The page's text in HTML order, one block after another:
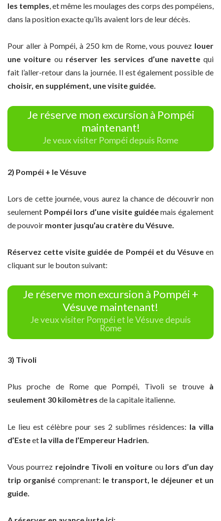
les temples , et même les moulages des corps des pompéiens,
dans la position exacte qu’ils avaient lors de leur décès.
Pour aller à Pompéi, à 250 km de Rome, vous pouvez louer
une voiture ou réserver les services d’une navettequi
fait l’aller-retour dans la journée. Il est également possible de
choisir, en supplément, une visite guidée.
Je réserve mon excursion à Pompéi
maintenant!
Je veux visiter Pompéi depuis Rome
2) Pompéi + le Vésuve
Lors de cette journée, vous aurez la chance de découvrir non
seulement Pompéi lors d’une visite guidéemais également
de pouvoir monter jusqu’au cratère du Vésuve.
Réservez cette visite guidée de Pompéi et du Vésuveen
cliquant sur le bouton suivant:
Je réserve mon excursion à Pompéi +
Vésuve maintenant!
Je veux visiter Pompéi et le Vésuve depuis
Rome
3) Tivoli
Plus proche de Rome que Pompéi, Tivoli se trouve à
seulement 30 kilomètres de la capitale italienne.
Le lieu est célèbre pour ses 2 sublimes résidences: la villa
d’Esteet la villa de l’Empereur Hadrien.
Vous pourrez rejoindre Tivoli en voiture ou lors d’un day
trip organisé comprenant: le transport, le déjeuner et un
guide.